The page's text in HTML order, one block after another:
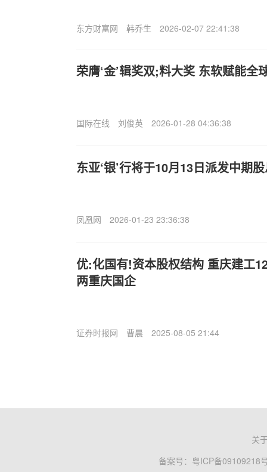
东方财富网 韩乔生 2026-02-07 22:41:38
荣膺‘金’辑奖双;料大奖 东软赋能全
国际在线 刘俊英 2026-01-28 04:36:38
东亚‘银’行将于10月13日派发中期
凤凰网 2026-01-23 23:36:38
优:化国有!资本股权结构 重庆建工
两重庆国企
证券时报网 曹晨 2025-08-05 21:44
关
备案号： 粤ICP备09109218